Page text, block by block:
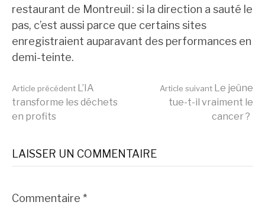
restaurant de Montreuil : si la direction a sauté le
pas, c’est aussi parce que certains sites
enregistraient auparavant des performances en
demi-teinte.
Lire
suite
Article précédent L’IA
transforme les déchets
en profits
Article suivant Le jeûne
tue-t-il vraiment le
cancer ?
LAISSER UN COMMENTAIRE
Commentaire *